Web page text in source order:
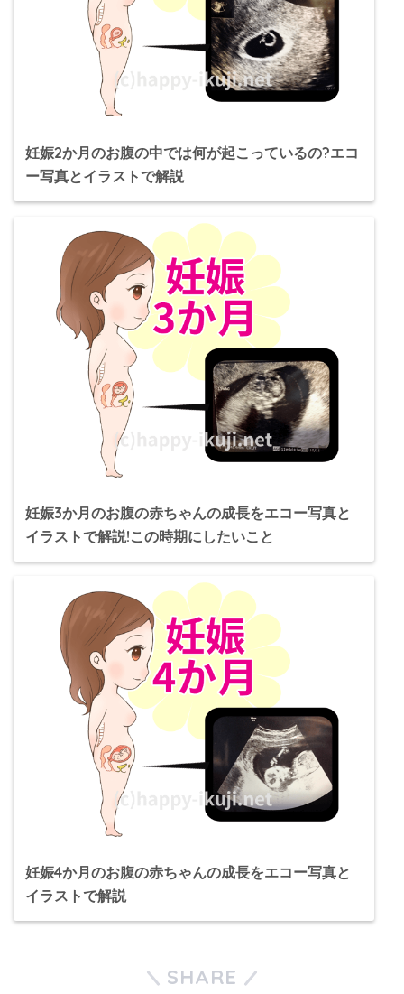
妊娠2か月のお腹の中では何が起こっているの?エコ
ー写真とイラストで解説
妊娠3か月のお腹の赤ちゃんの成長をエコー写真と
イラストで解説!この時期にしたいこと
妊娠4か月のお腹の赤ちゃんの成長をエコー写真と
イラストで解説
SHARE